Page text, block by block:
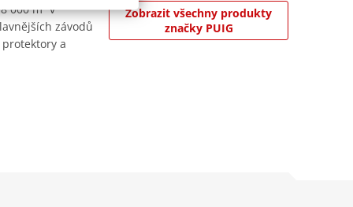
000 m² v
závodů
a
Zobrazit všechny produkty
značky PUIG